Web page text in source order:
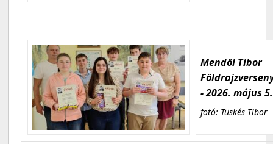
Mendöl Tibor
- 2026. május 5.
fotó: Tüskés Tibor